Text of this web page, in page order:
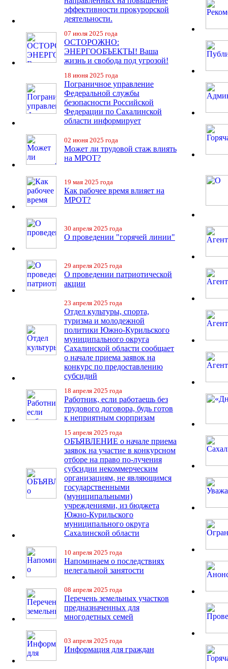
эффективности прокурорской
деятельности.
07 июля 2025 года
ОСТОРОЖНО:
ЭНЕРГООБЪЕКТЫ! Ваша
жизнь и свобода под угрозой!
18 июня 2025 года
Пограничное управление
Федеральной службы
безопасности Российской
Федерации по Сахалинской
области информирует
02 июня 2025 года
Может ли трудовой стаж влиять
на МРОТ?
19 мая 2025 года
Как рабочее время влияет на
МРОТ?
30 апреля 2025 года
О проведении "горячей линии"
29 апреля 2025 года
О проведении патриотической
акции
23 апреля 2025 года
Отдел культуры, спорта,
туризма и молодежной
политики Южно-Курильского
муниципального округа
Сахалинской области сообщает
о начале приема заявок на
конкурс по предоставлению
субсидий
18 апреля 2025 года
Работник, если работаешь без
трудового договора, будь готов
к неприятным сюрпризам
15 апреля 2025 года
ОБЪЯВЛЕНИЕ о начале приема
заявок на участие в конкурсном
отборе на право по-лучения
субсидии некоммерческим
организациям, не являющимся
государственными
(муниципальными)
учреждениями, из бюджета
Южно-Курильского
муниципального округа
Сахалинской области
10 апреля 2025 года
Напоминаем о последствиях
нелегальной занятости
08 апреля 2025 года
Перечень земельных участков
предназначенных для
многодетных семей
03 апреля 2025 года
Информация для граждан